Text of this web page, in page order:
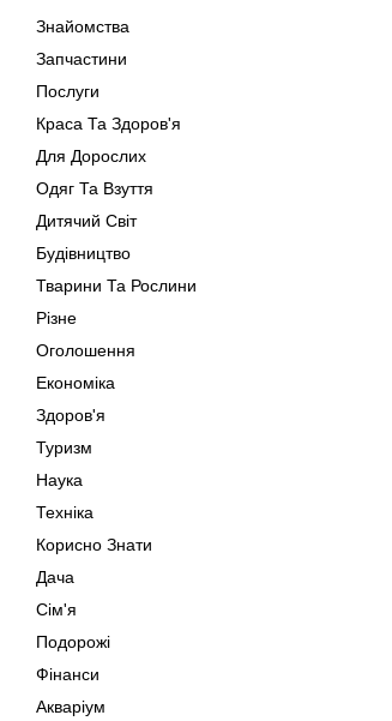
Знайомства
Запчастини
Послуги
Краса Та Здоров'я
Для Дорослих
Одяг Та Взуття
Дитячий Світ
Будівництво
Тварини Та Рослини
Різне
Оголошення
Економіка
Здоров'я
Туризм
Наука
Техніка
Корисно Знати
Дача
Сім'я
Подорожі
Фінанси
Акваріум